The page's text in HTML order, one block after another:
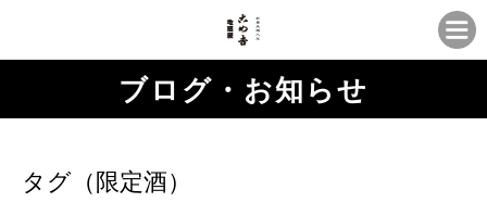
ブログ・お知らせ
タグ（限定酒）